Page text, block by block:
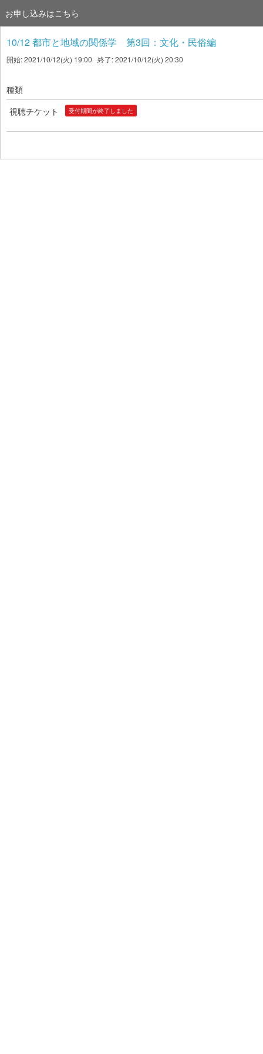
お申し込みはこちら
10/12 都市と地域の関係学 第3回：文化・民俗編
開始: 2021/10/12(火) 19:00 終了: 2021/10/12(火) 20:30
種類
視聴チケット
受付期間が終了しました